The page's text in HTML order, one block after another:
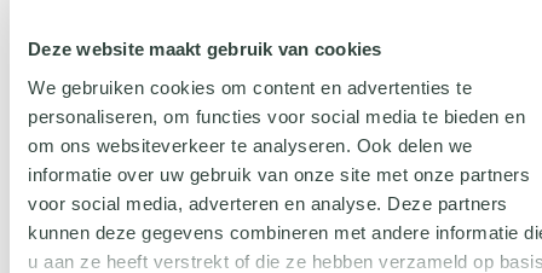
Deze website maakt gebruik van cookies
We gebruiken cookies om content en advertenties te
personaliseren, om functies voor social media te bieden en
om ons websiteverkeer te analyseren. Ook delen we
informatie over uw gebruik van onze site met onze partners
voor social media, adverteren en analyse. Deze partners
kunnen deze gegevens combineren met andere informatie
u aan ze heeft verstrekt of die ze hebben verzameld op
gezelschap
Vcaregelooft erin dat je samen sterker staat, we
hebbenConnectimmers in onze bedrijfsnaam
staan. We hebben daarom strategische
partnerships met bedrijven die ons versterken.
Samen ondersteunen we zorgprofessionals.